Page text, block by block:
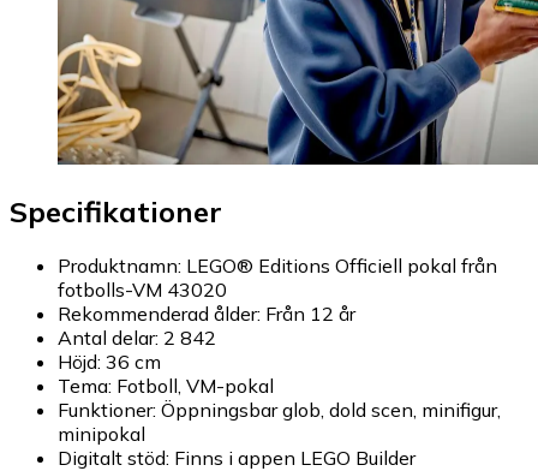
Specifikationer
Produktnamn: LEGO® Editions Officiell pokal från
fotbolls-VM 43020
Rekommenderad ålder: Från 12 år
Antal delar: 2 842
Höjd: 36 cm
Tema: Fotboll, VM-pokal
Funktioner: Öppningsbar glob, dold scen, minifigur,
minipokal
Digitalt stöd: Finns i appen LEGO Builder